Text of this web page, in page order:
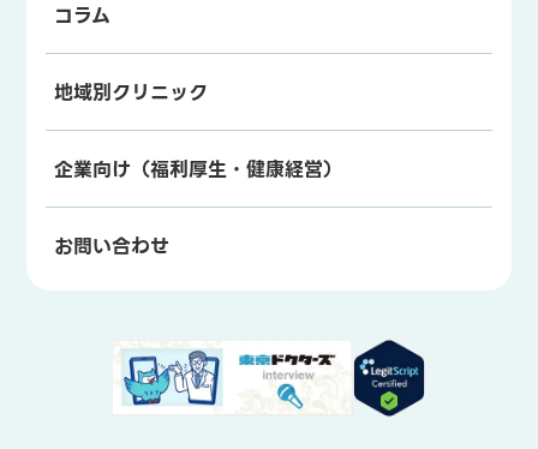
コラム
地域別クリニック
企業向け（福利厚生・健康経営）
お問い合わせ